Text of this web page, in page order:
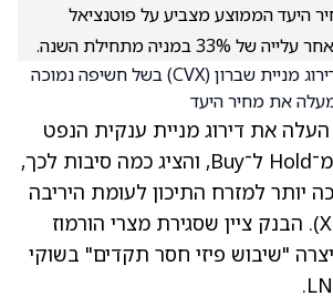
היעד הממוצע מצביע על פוטנציאל
ביום שישי, HSBC העלה את דירוג מניית ענקית הנפט
מ־Hold ל־Buy, והציג כמה סיבות לכך,
יותר למזרח התיכון לעומת היריבה
. הבנק ציין שסגירת מצרי הורמוז
יצרה "שיבוש פיזי חסר תקדים" בשוקי